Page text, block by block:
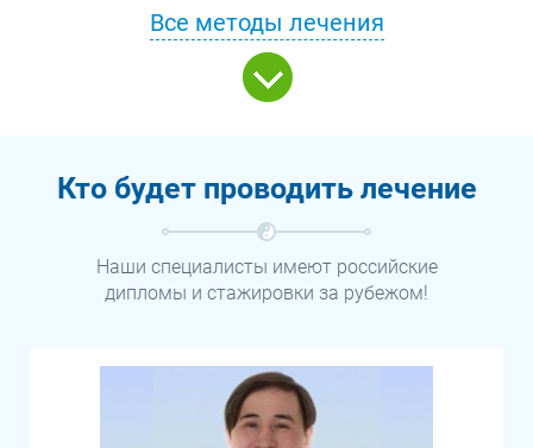
Все методы лечения
Кто будет проводить лечение
Наши специалисты имеют российские
дипломы и стажировки за рубежом!